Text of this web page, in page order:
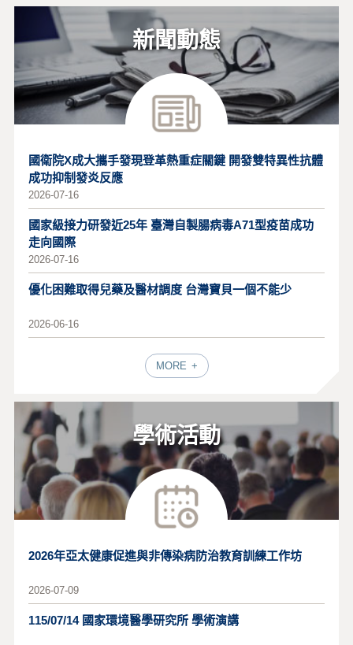
新聞動態
國衛院X成大攜手發現登革熱重症關鍵 開發雙特異性抗體
成功抑制發炎反應
2026-07-16
國家級接力研發近25年 臺灣自製腸病毒A71型疫苗成功
走向國際
2026-07-16
優化困難取得兒藥及醫材調度 台灣寶貝一個不能少
2026-06-16
MORE
學術活動
2026年亞太健康促進與非傳染病防治教育訓練工作坊
2026-07-09
115/07/14 國家環境醫學研究所 學術演講